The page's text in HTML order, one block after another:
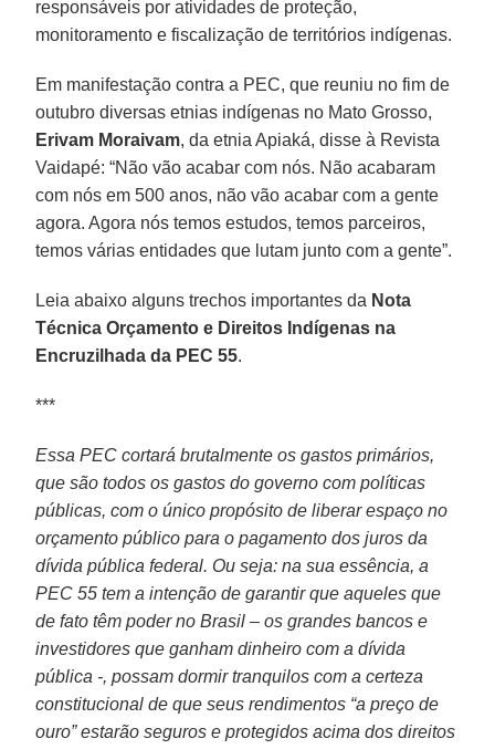
responsáveis por atividades de proteção,
monitoramento e fiscalização de territórios indígenas.
Em manifestação contra a PEC, que reuniu no fim de
outubro diversas etnias indígenas no Mato Grosso,
Erivam Moraivam, da etnia Apiaká, disse à Revista
Vaidapé: “Não vão acabar com nós. Não acabaram
com nós em 500 anos, não vão acabar com a gente
agora. Agora nós temos estudos, temos parceiros,
temos várias entidades que lutam junto com a gente”.
Leia abaixo alguns trechos importantes da Nota
Técnica Orçamento e Direitos Indígenas na
Encruzilhada da PEC 55.
***
Essa PEC cortará brutalmente os gastos primários,
que são todos os gastos do governo com políticas
públicas, com o único propósito de liberar espaço no
orçamento público para o pagamento dos juros da
dívida pública federal. Ou seja: na sua essência, a
PEC 55 tem a intenção de garantir que aqueles que
de fato têm poder no Brasil – os grandes bancos e
investidores que ganham dinheiro com a dívida
pública -, possam dormir tranquilos com a certeza
constitucional de que seus rendimentos “a preço de
ouro” estarão seguros e protegidos acima dos direitos